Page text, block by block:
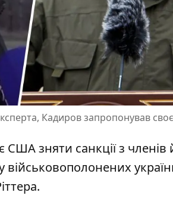
Кадиров запропонував
зняти санкції з
військовополонених